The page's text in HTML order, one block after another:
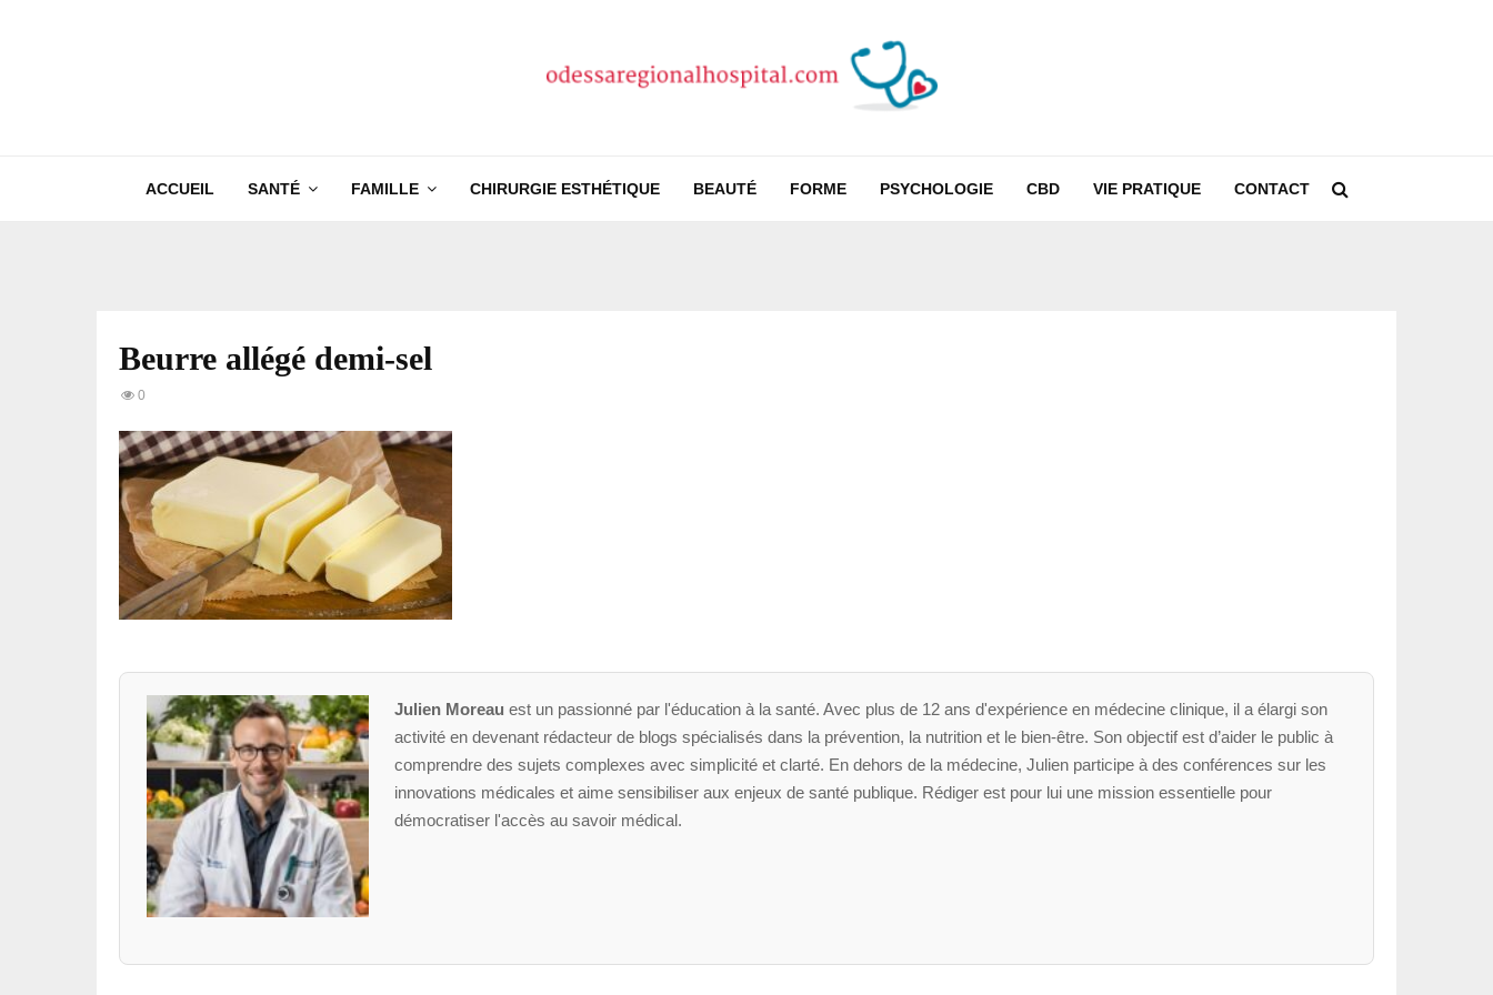
ACCUEIL SANTÉ FAMILLE CHIRURGIE ESTHÉTIQUE BEAUTÉ FORME PSYCHOLOGIE CBD VIE PRATIQUE CONTACT
Beurre allégé demi-sel
0
Julien Moreau est un passionné par l'éducation à la santé. Avec plus de 12 ans d'expérience en médecine clinique, il a élargi son
activité en devenant rédacteur de blogs spécialisés dans la prévention, la nutrition et le bien-être. Son objectif est d’aider le public à
comprendre des sujets complexes avec simplicité et clarté. En dehors de la médecine, Julien participe à des conférences sur les
innovations médicales et aime sensibiliser aux enjeux de santé publique. Rédiger est pour lui une mission essentielle pour
démocratiser l'accès au savoir médical.